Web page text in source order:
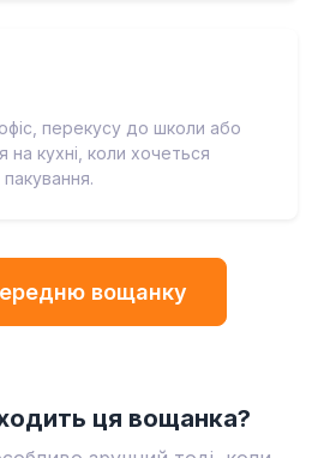
перекусу до школи або
на кухні, коли хочеться
вощанку
ця вощанка?